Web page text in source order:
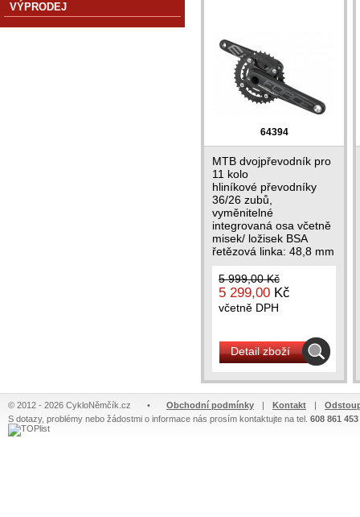
64394
MTB dvojpřevodník pro
11 kolo
hliníkové převodníky
36/26 zubů,
vyměnitelné
integrovaná osa včetně
misek/ ložisek BSA
řetězová linka: 48,8 mm
5 999,00 Kč
5 299,00 Kč
včetně DPH
Detail zboží
VÝPRODEJ
© 2012 - 2026 CykloNěmčík.cz • Obchodní podmínky | Kontakt |
S dotazy, problémy nebo žádostmi o informace nás prosím kontaktujte na tel. 608 861 453